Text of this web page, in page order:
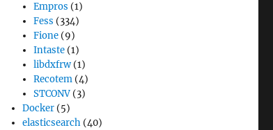
Empros (1)
Fess (334)
Fione (9)
Intaste (1)
libdxfrw (1)
Recotem (4)
STCONV (3)
Docker (5)
elasticsearch (40)